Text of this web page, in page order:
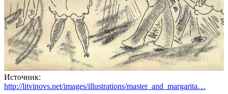
Источник:
http://litvinovs.net/images/illustrations/master_and_margarita…